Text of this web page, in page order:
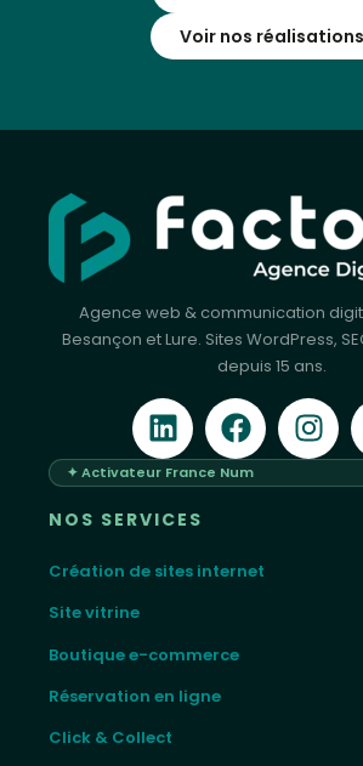
Voir nos réalisations
Agence web & communication
Besançon et Lure. Sites WordPress,
depuis 15 ans.
✦ Activateur France Num
NOS SERVICES
Création de sites internet
Site vitrine
Boutique e-commerce
Réservation en ligne
Click & Collect